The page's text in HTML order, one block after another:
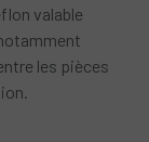
valable
les pièces